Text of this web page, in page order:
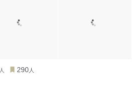
人 290 人